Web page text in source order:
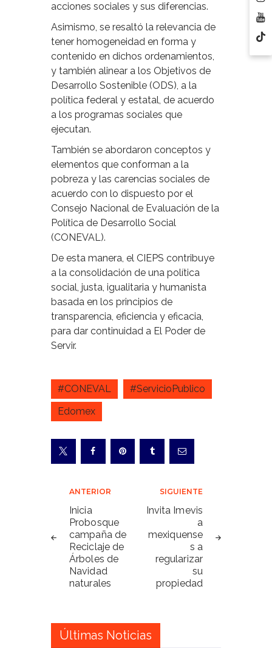
acciones sociales y sus diferencias.
Asimismo, se resaltó la relevancia de
tener homogeneidad en forma y
contenido en dichos ordenamientos,
y también alinear a los Objetivos de
Desarrollo Sostenible (ODS), a la
política federal y estatal, de acuerdo
a los programas sociales que
ejecutan.
También se abordaron conceptos y
elementos que conforman a la
pobreza y las carencias sociales de
acuerdo con lo dispuesto por el
Consejo Nacional de Evaluación de la
Política de Desarrollo Social
(CONEVAL).
De esta manera, el CIEPS contribuye
a la consolidación de una política
social, justa, igualitaria y humanista
basada en los principios de
transparencia, eficiencia y eficacia,
para dar continuidad a El Poder de
Servir.
#CONEVAL
#ServicioPublico
Edomex
Navegación
de
entradas
ANTERIOR
Inicia
Probosque
campaña de
Reciclaje de
Árboles de
Navidad
naturales
SIGUIENTE
Invita Imevis
a
mexiquense
s a
regularizar
su
propiedad
Últimas Noticias